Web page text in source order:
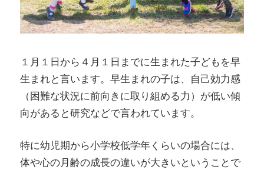
１月１日から４月１日までに生まれた子どもを早
生まれと言います。早生まれの子は、自己効力感
（困難な状況に前向きに取り組める力）が低い傾
向があると研究などで言われています。
特に幼児期から小学校低学年くらいの場合には、
体や心の月齢の成長の違いが大きいということで